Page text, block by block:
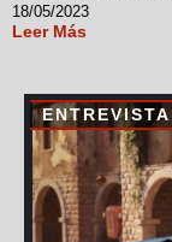
18/05/2023
Leer Más
ENTREVISTA